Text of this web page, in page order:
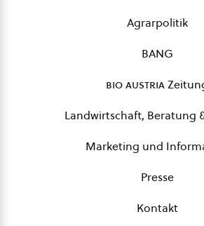
Agrarpolitik
BANG
bio austria
Landwirtschaft, Beratung
Marketing und
Presse
Kontakt